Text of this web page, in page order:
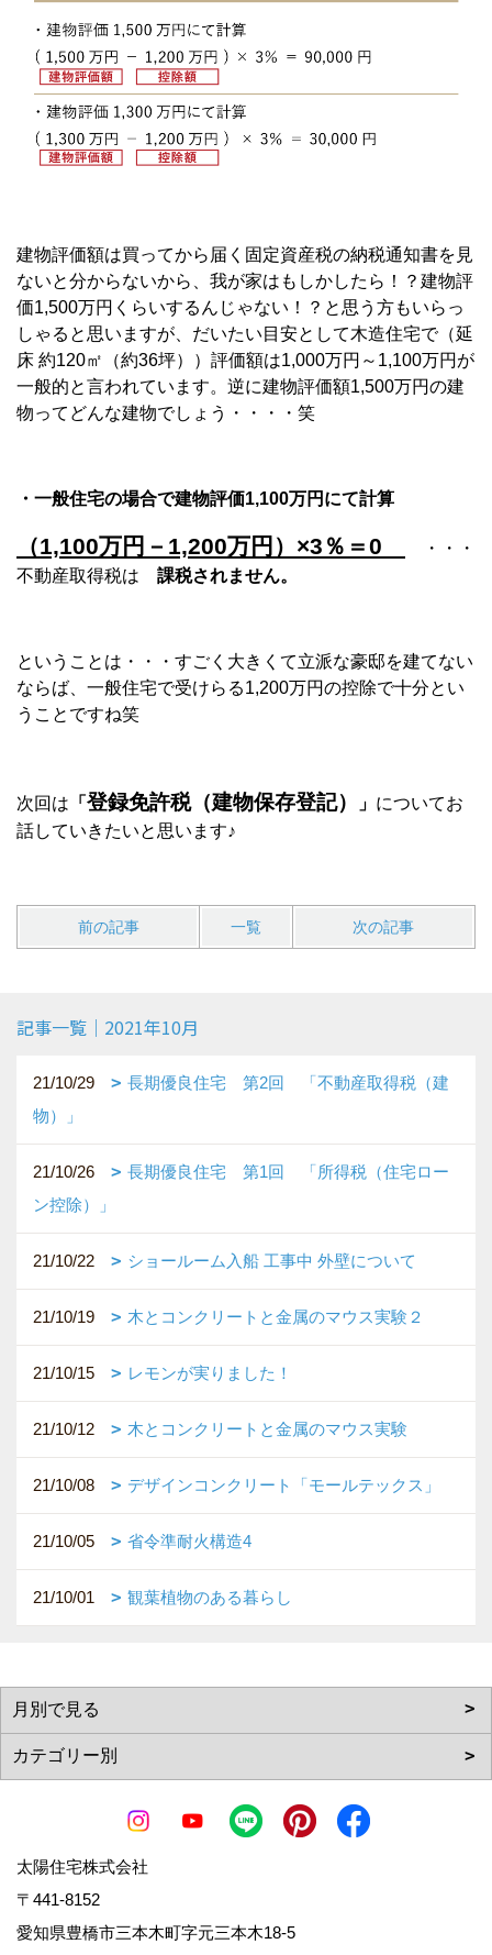
建物評価額は買ってから届く固定資産税の納税通知書を見
ないと分からないから、我が家はもしかしたら！？建物評
価1,500万円くらいするんじゃない！？と思う方もいらっ
しゃると思いますが、だいたい目安として木造住宅で（延
床 約120㎡（約36坪））評価額は1,000万円～1,100万円が
一般的と言われています。逆に建物評価額1,500万円の建
物ってどんな建物でしょう・・・・笑
・一般住宅の場合で建物評価1,100万円にて計算
（1,100万円－1,200万円）×3％＝0
・・・
不動産取得税は 課税されません。
ということは・・・すごく大きくて立派な豪邸を建てない
ならば、一般住宅で受けらる1,200万円の控除で十分とい
うことですね笑
次回は 「 登録免許税（建物保存登記） 」 についてお
話していきたいと思います♪
前の記事 一覧 次の記事
記事一覧｜2021年10月
21/10/29
長期優良住宅 第2回 「不動産取得税（建
物）」
21/10/26
長期優良住宅 第1回 「所得税（住宅ロー
ン控除）」
21/10/22 ショールーム入船 工事中 外壁について
21/10/19 木とコンクリートと金属のマウス実験２
21/10/15 レモンが実りました！
21/10/12 木とコンクリートと金属のマウス実験
21/10/08 デザインコンクリート「モールテックス」
21/10/05 省令準耐火構造4
21/10/01 観葉植物のある暮らし
太陽住宅株式会社
〒441-8152
愛知県豊橋市三本木町字元三本木18-5